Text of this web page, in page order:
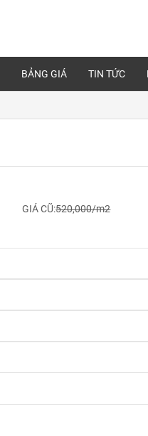
BẢNG GIÁ TIN TỨC
GIÁ CŨ:520,000/m2